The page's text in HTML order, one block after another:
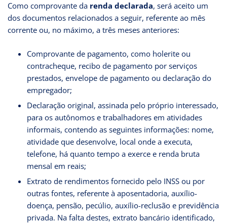
Como comprovante da renda declarada, será aceito um
dos documentos relacionados a seguir, referente ao mês
corrente ou, no máximo, a três meses anteriores:
Comprovante de pagamento, como holerite ou
contracheque, recibo de pagamento por serviços
prestados, envelope de pagamento ou declaração do
empregador;
Declaração original, assinada pelo próprio interessado,
para os autônomos e trabalhadores em atividades
informais, contendo as seguintes informações: nome,
atividade que desenvolve, local onde a executa,
telefone, há quanto tempo a exerce e renda bruta
mensal em reais;
Extrato de rendimentos fornecido pelo INSS ou por
outras fontes, referente à aposentadoria, auxílio-
doença, pensão, pecúlio, auxílio-reclusão e previdência
privada. Na falta destes, extrato bancário identificado,